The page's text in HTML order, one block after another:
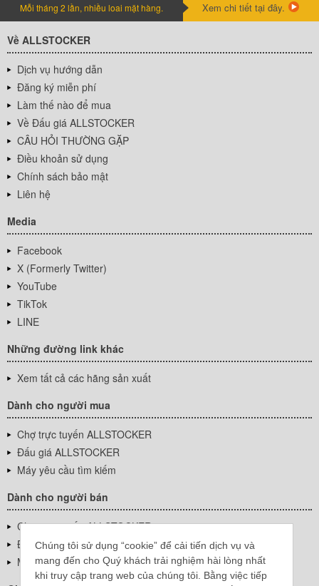
Chúng tôi sử dụng “cookie” để cải tiến dịch vụ và
mang đến cho Quý khách trải nghiệm hài lòng nhất
khi truy cập trang web của chúng tôi. Bằng việc tiếp
Mỗi tháng 2 lần, nhiều loai mặt hàng. Xem chi tiết tại đây.
Về ALLSTOCKER
Dịch vụ hướng dẫn
Đăng ký miễn phí
Làm thế nào để mua
Về Đấu giá ALLSTOCKER
CÂU HỎI THƯỜNG GẶP
Điều khoản sử dụng
Chính sách bảo mật
Liên hệ
Media
Facebook
X (Formerly Twitter)
YouTube
TikTok
LINE
Những đường link khác
Xem tất cả các hãng sản xuất
Dành cho người mua
Chợ trực tuyến ALLSTOCKER
Đấu giá ALLSTOCKER
Máy yêu cầu tìm kiếm
Dành cho người bán
Chợ trực tuyến ALLSTOCKER
Đấu giá ALLSTOCKER
Máy yêu cầu tìm kiếm